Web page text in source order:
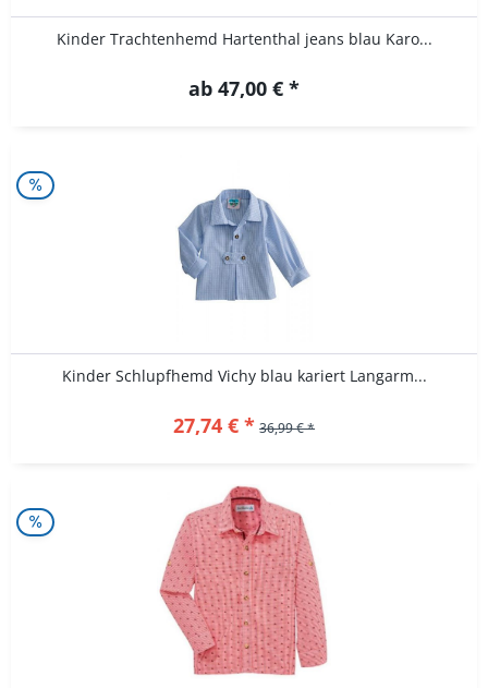
Kinder Trachtenhemd Hartenthal jeans blau Karo...
ab 47,00 € *
Kinder Schlupfhemd Vichy blau kariert Langarm...
27,74 € * 36,99 € *